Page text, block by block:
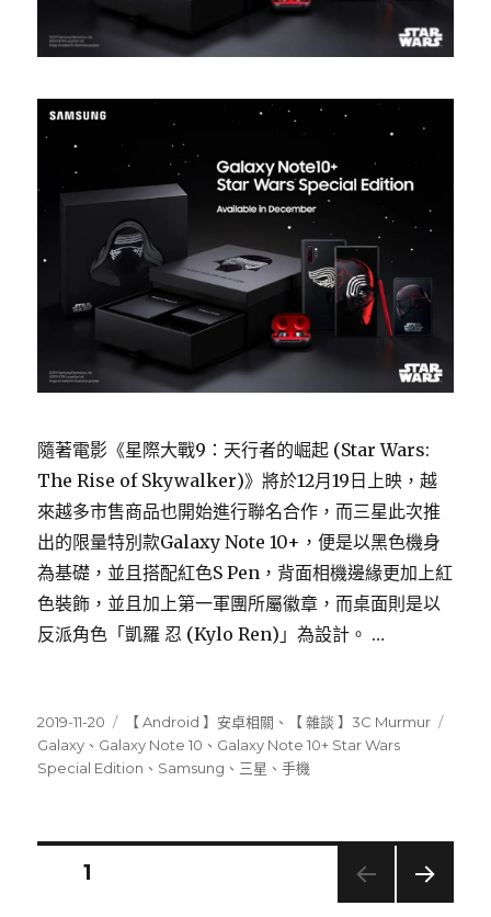
隨著電影《星際大戰9：天行者的崛起 (Star Wars:
The Rise of Skywalker)》將於12月19日上映，越
來越多市售商品也開始進行聯名合作，而三星此次推
出的限量特別款Galaxy Note 10+，便是以黑色機身
為基礎，並且搭配紅色S Pen，背面相機邊緣更加上紅
色裝飾，並且加上第一軍團所屬徽章，而桌面則是以
反派角色「凱羅 忍 (Kylo Ren)」為設計。 …
發
佈
日
2019-11-20
分
類
【 Android 】安卓相關 、 【 雜談 】3C Murmur
Galaxy 、 Galaxy Note 10 、 Galaxy Note 10+ Star Wars
Special Edition 、 Samsung 、 三星 、手機
頁次1